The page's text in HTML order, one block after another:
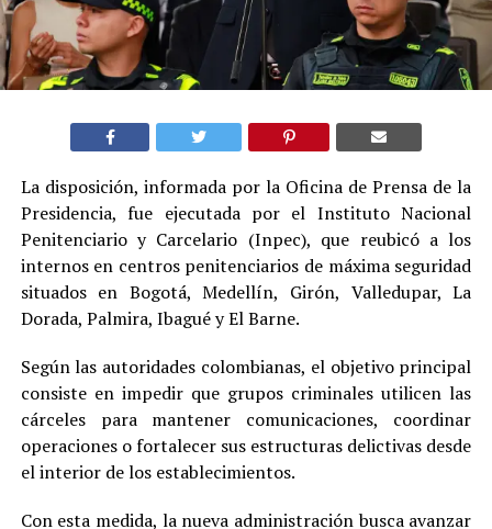
La disposición, informada por la Oficina de Prensa de la
Presidencia, fue ejecutada por el Instituto Nacional
Penitenciario y Carcelario (Inpec), que reubicó a los
internos en centros penitenciarios de máxima seguridad
situados en Bogotá, Medellín, Girón, Valledupar, La
Dorada, Palmira, Ibagué y El Barne.
Según las autoridades colombianas, el objetivo principal
consiste en impedir que grupos criminales utilicen las
cárceles para mantener comunicaciones, coordinar
operaciones o fortalecer sus estructuras delictivas desde
el interior de los establecimientos.
Con esta medida, la nueva administración busca avanzar